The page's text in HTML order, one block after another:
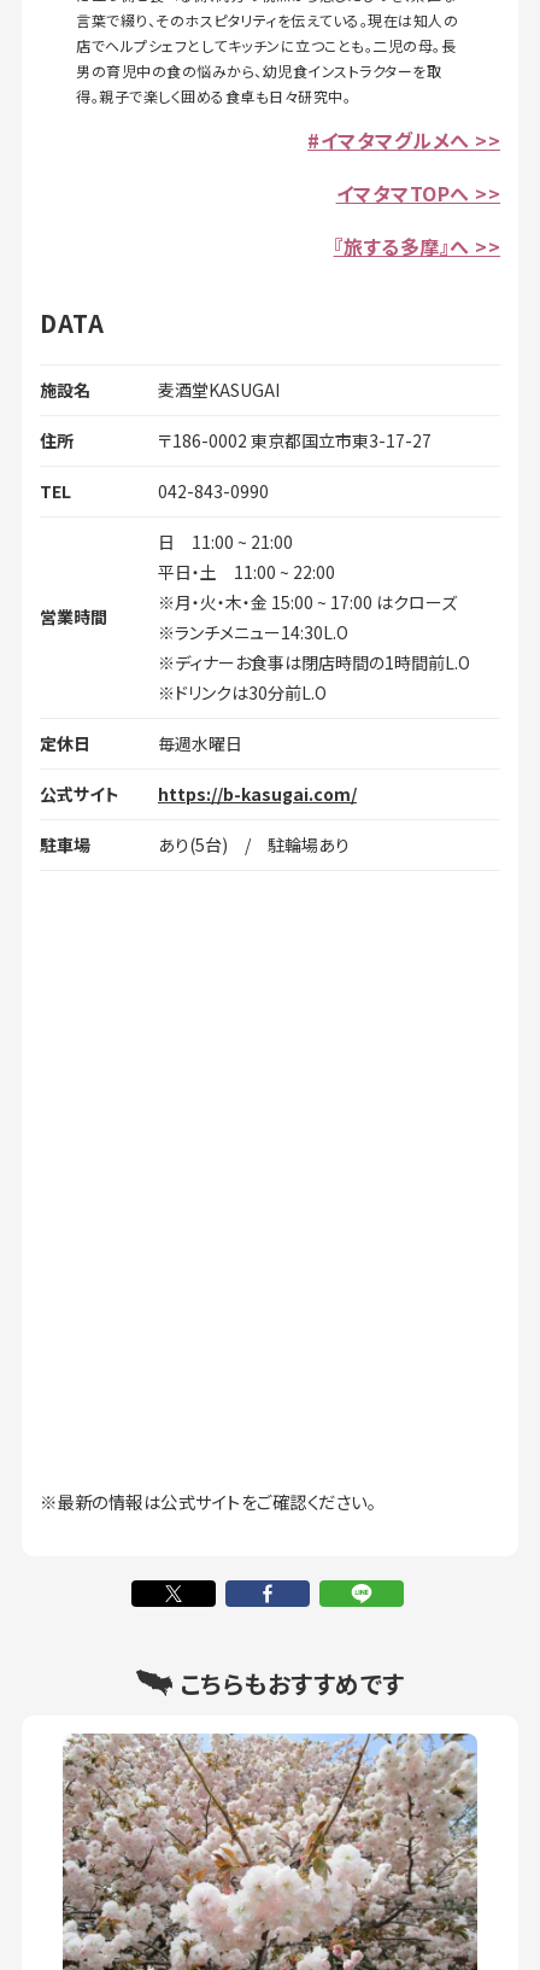
言葉で綴り、そのホスピタリティを伝えている。現在は知人の
店でヘルプシェフとしてキッチンに立つことも。二児の母。長
男の育児中の食の悩みから、幼児食インストラクターを取
得。親子で楽しく囲める食卓も日々研究中。
#イマタマグルメへ >>
イマタマTOPへ >>
『旅する多摩』へ >>
DATA
施設名 麦酒堂KASUGAI
住所 〒186-0002 東京都国立市東3-17-27
TEL 042-843-0990
営業時間
日 11:00 ~ 21:00
平日・土 11:00 ~ 22:00
※月・火・木・金 15:00 ~ 17:00 はクローズ
※ランチメニュー14:30L.O
※ディナーお食事は閉店時間の1時間前L.O
※ドリンクは30分前L.O
定休日 毎週水曜日
公式サイト https://b-kasugai.com/
駐車場 あり(5台) / 駐輪場あり
※最新の情報は公式サイトをご確認ください。
こちらもおすすめです